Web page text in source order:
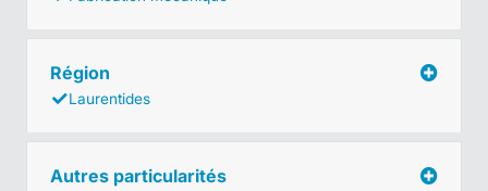
Région
Laurentides
Autres particularités